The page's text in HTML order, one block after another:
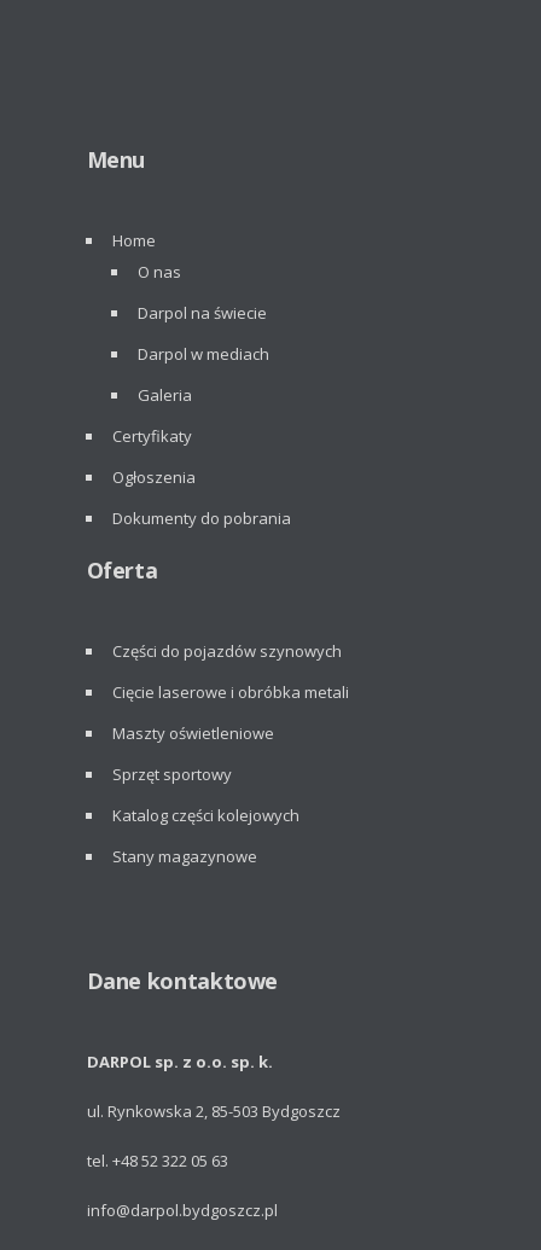
Menu
Home
O nas
Darpol na świecie
Darpol w mediach
Galeria
Certyfikaty
Ogłoszenia
Dokumenty do pobrania
Oferta
Części do pojazdów szynowych
Cięcie laserowe i obróbka metali
Maszty oświetleniowe
Sprzęt sportowy
Katalog części kolejowych
Stany magazynowe
Dane kontaktowe
DARPOL sp. z o.o. sp. k.
ul. Rynkowska 2, 85-503 Bydgoszcz
tel. +48 52 322 05 63
info@darpol.bydgoszcz.pl